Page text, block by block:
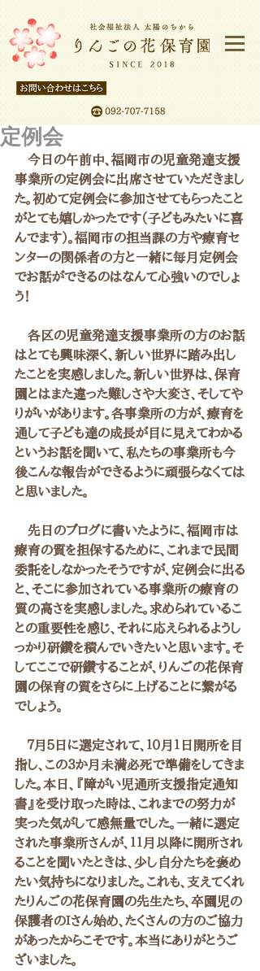
定例会
今日の午前中、福岡市の児童発達支援
事業所の定例会に出席させていただきまし
た。初めて定例会に参加させてもらったこと
がとても嬉しかったです（子どもみたいに喜
んでます）。福岡市の担当課の方や療育セ
ンターの関係者の方と一緒に毎月定例会
でお話ができるのはなんて心強いのでしょ
う！
各区の児童発達支援事業所の方のお話
はとても興味深く、新しい世界に踏み出し
たことを実感しました。新しい世界は、保育
園とはまた違った難しさや大変さ、そしてや
りがいがあります。各事業所の方が、療育を
通して子ども達の成長が目に見えてわかる
というお話を聞いて、私たちの事業所も今
後こんな報告ができるように頑張らなくては
と思いました。
先日のブログに書いたように、福岡市は
療育の質を担保するために、これまで民間
委託をしなかったそうですが、定例会に出る
と、そこに参加されている事業所の療育の
質の高さを実感しました。求められているこ
との重要性を感じ、それに応えられるようし
っかり研鑽を積んでいきたいと思います。そ
してここで研鑽することが、りんごの花保育
園の保育の質をさらに上げることに繋がる
でしょう。
７月５日に選定されて、１０月１日開所を目
指し、この３か月未満必死で準備をしてきま
した。本日、『障がい児通所支援指定通知
書』を受け取った時は、これまでの努力が
実った気がして感無量でした。一緒に選定
された事業所さんが、１１月以降に開所され
ることを聞いたときは、少し自分たちを褒め
たい気持ちになりました。これも、支えてくれ
たりんごの花保育園の先生たち、卒園児の
保護者のＩさん始め、たくさんの方のご協力
があったからこそです。本当にありがとうご
ざいました。